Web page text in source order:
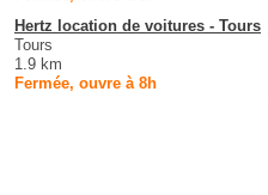
Hertz location de voitures - Tours
Tours
1.9 km
Fermée, ouvre à 8h